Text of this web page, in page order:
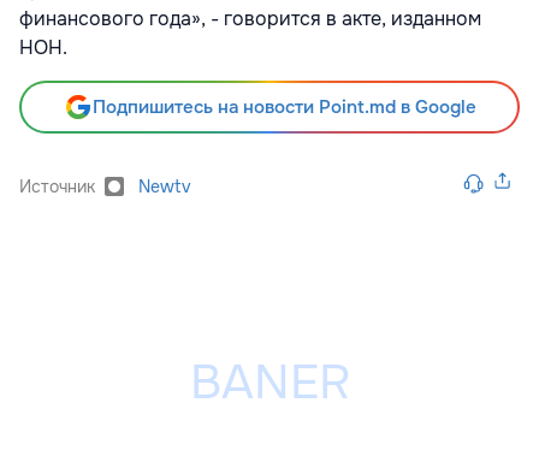
финансового года», - говорится в акте, изданном
НОН.
Подпишитесь на новости Point.md в Google
Источник Newtv